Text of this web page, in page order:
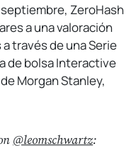
septiembre, ZeroHash
a una valoración
través de una Serie
de bolsa Interactive
Morgan Stanley,
@leomschwartz: